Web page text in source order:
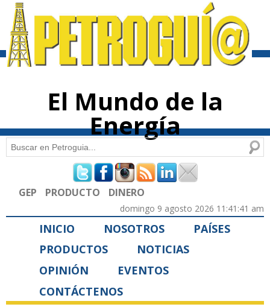
contenido
El Mundo de la
Energía
Formulario de búsqueda
Buscar
GEP PRODUCTO DINERO
domingo 9 agosto 2026 11:41:41 am
INICIO NOSOTROS
PAÍSES
PRODUCTOS
NOTICIAS
OPINIÓN
EVENTOS
CONTÁCTENOS